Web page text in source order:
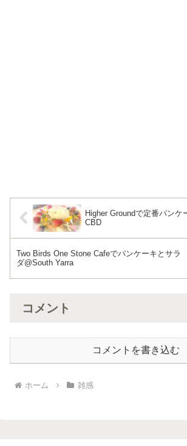
Higher Groundで定番パンケ
CBD
Two Birds One Stone Cafeでパンケーキとサラ
ダ@South Yarra
コメント
コメントを書き込む
ホーム 雑感